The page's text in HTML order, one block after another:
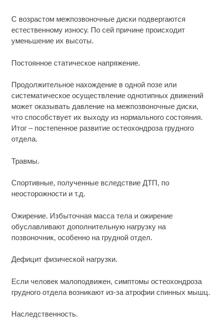
С возрастом межпозвоночные диски подвергаются
естественному износу. По сей причине происходит
уменьшение их высоты.
Постоянное статическое напряжение.
Продолжительное нахождение в одной позе или
систематическое осуществление однотипных движений
может оказывать давление на межпозвоночные диски,
что способствует их выходу из нормального состояния.
Итог – постепенное развитие остеохондроза грудного
отдела.
Травмы.
Спортивные, полученные вследствие ДТП, по
неосторожности и т.д.
Ожирение. Избыточная масса тела и ожирение
обуславливают дополнительную нагрузку на
позвоночник, особенно на грудной отдел.
Дефицит физической нагрузки.
Если человек малоподвижен, симптомы остеохондроза
грудного отдела возникают из-за атрофии спинных мышц.
Наследственность.